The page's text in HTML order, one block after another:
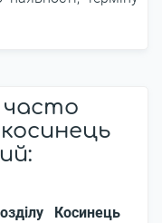
Косинець